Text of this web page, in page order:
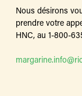
Nous désirons
prendre votre
HNC, au 1-800-